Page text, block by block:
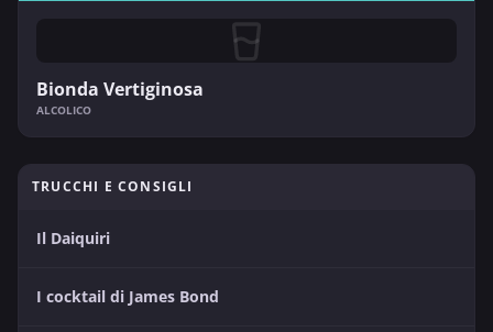
Bionda Vertiginosa
ALCOLICO
TRUCCHI E CONSIGLI
Il Daiquiri
I cocktail di James Bond